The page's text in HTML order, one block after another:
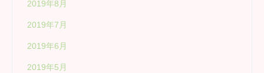
2019年8月
2019年7月
2019年6月
2019年5月